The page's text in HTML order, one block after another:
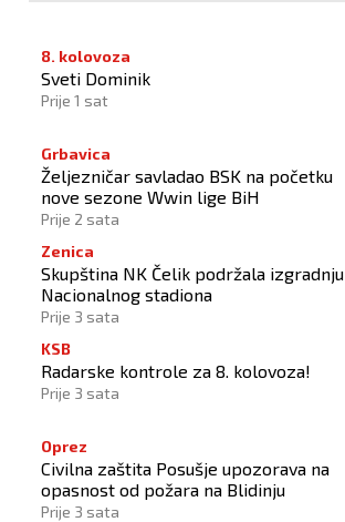
8. kolovoza
Sveti Dominik
Prije 1 sat
Grbavica
Željezničar savladao BSK na početku
nove sezone Wwin lige BiH
Prije 2 sata
Zenica
Skupština NK Čelik podržala izgradnju
Nacionalnog stadiona
Prije 3 sata
KSB
Radarske kontrole za 8. kolovoza!
Prije 3 sata
Oprez
Civilna zaštita Posušje upozorava na
opasnost od požara na Blidinju
Prije 3 sata